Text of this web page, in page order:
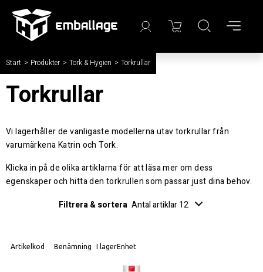
Start / Produkter / Tork & Hygien / Torkrullar
Torkrullar
Vi lagerhåller de vanligaste modellerna utav torkrullar från
varumärkena Katrin och Tork.
Klicka in på de olika artiklarna för att läsa mer om dess
egenskaper och hitta den torkrullen som passar just dina behov.
Filtrera & sortera Antal artiklar 12
Artikelkod Benämning I lagerEnhet